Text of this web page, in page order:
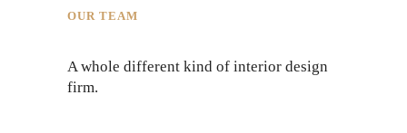
OUR TEAM
A whole different kind of interior design
firm.